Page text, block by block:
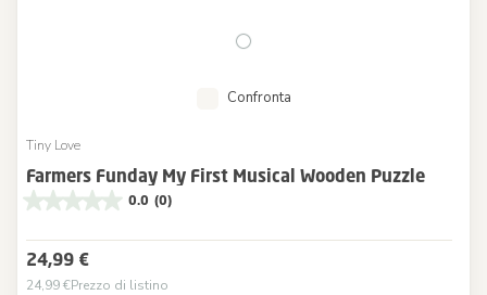
Confronta
Tiny Love
Farmers Funday My First Musical Wooden Puzzle
0.0 (0)
24,99 €
24,99 €Prezzo di listino